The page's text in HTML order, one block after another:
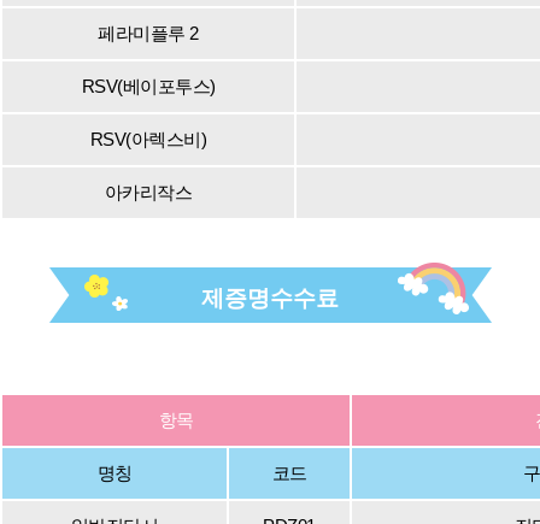
페라미플루 2
RSV(베이포투스)
RSV(아렉스비)
아카리작스
제증명수수료
항목
명칭 코드